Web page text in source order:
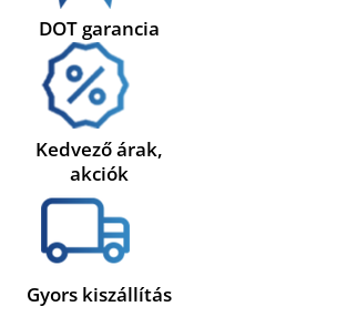
DOT garancia
Kedvező árak,
akciók
Gyors kiszállítás